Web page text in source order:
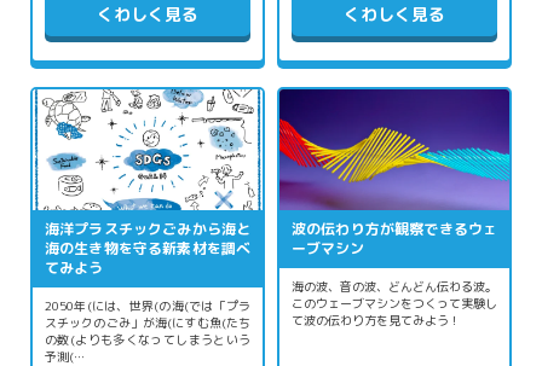
くわしく見る くわしく見る
海洋プラスチックごみから海と
海の生き物を守る新素材を調べ
てみよう
2050年(には、世界(の海(では「プラ
スチックのごみ」が海(にすむ魚(たち
の数(よりも多くなってしまうという
予測(…
波の伝わり方が観察できるウェ
ーブマシン
海の波、音の波、どんどん伝わる波。
このウェーブマシンをつくって実験し
て波の伝わり方を見てみよう！